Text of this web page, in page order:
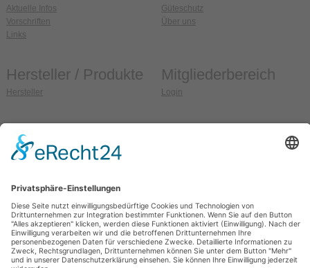
Aktuelle Infos
Vorschriften
Links
Güteschutz
Über uns
Hersteller / Produkte
Hersteller
Mitgliederbereich
Login
Anschrift
Güteschutz Ziegel e.V.
Weidehofstraße 15
OT Blankenhain
So erreichen Sie uns
Allgemein
Sitemap
Impressum